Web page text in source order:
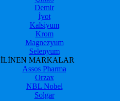
Demir
İyot
Kalsiyum
Krom
Magnezyum
Selenyum
MARKALAR
Assos Pharma
Orzax
NBL Nobel
Solgar